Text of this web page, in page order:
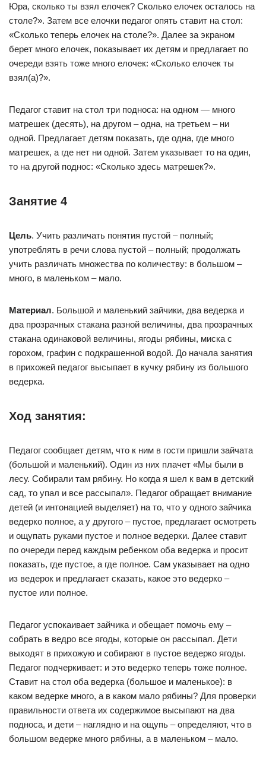
Юра, сколько ты взял елочек? Сколько елочек осталось на
столе?». Затем все елочки педагог опять ставит на стол:
«Сколько теперь елочек на столе?». Далее за экраном
берет много елочек, показывает их детям и предлагает по
очереди взять тоже много елочек: «Сколько елочек ты
взял(а)?».
Педагог ставит на стол три подноса: на одном — много
матрешек (десять), на другом – одна, на третьем – ни
одной. Предлагает детям показать, где одна, где много
матрешек, а где нет ни одной. Затем указывает то на один,
то на другой поднос: «Сколько здесь матрешек?».
Занятие 4
Цель. Учить различать понятия пустой – полный;
употреблять в речи слова пустой – полный; продолжать
учить различать множества по количеству: в большом –
много, в маленьком – мало.
Материал. Большой и маленький зайчики, два ведерка и
два прозрачных стакана разной величины, два прозрачных
стакана одинаковой величины, ягоды рябины, миска с
горохом, графин с подкрашенной водой. До начала занятия
в прихожей педагог высыпает в кучку рябину из большого
ведерка.
Ход занятия:
Педагог сообщает детям, что к ним в гости пришли зайчата
(большой и маленький). Один из них плачет «Мы были в
лесу. Собирали там рябину. Но когда я шел к вам в детский
сад, то упал и все рассыпал». Педагог обращает внимание
детей (и интонацией выделяет) на то, что у одного зайчика
ведерко полное, а у другого – пустое, предлагает осмотреть
и ощупать руками пустое и полное ведерки. Далее ставит
по очереди перед каждым ребенком оба ведерка и просит
показать, где пустое, а где полное. Сам указывает на одно
из ведерок и предлагает сказать, какое это ведерко –
пустое или полное.
Педагог успокаивает зайчика и обещает помочь ему –
собрать в ведро все ягоды, которые он рассыпал. Дети
выходят в прихожую и собирают в пустое ведерко ягоды.
Педагог подчеркивает: и это ведерко теперь тоже полное.
Ставит на стол оба ведерка (большое и маленькое): в
каком ведерке много, а в каком мало рябины? Для проверки
правильности ответа их содержимое высыпают на два
подноса, и дети – наглядно и на ощупь – определяют, что в
большом ведерке много рябины, а в маленьком – мало.